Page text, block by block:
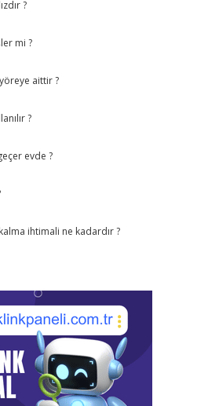
?
mi ?
aittir ?
?
evde ?
ihtimali ne kadardır ?